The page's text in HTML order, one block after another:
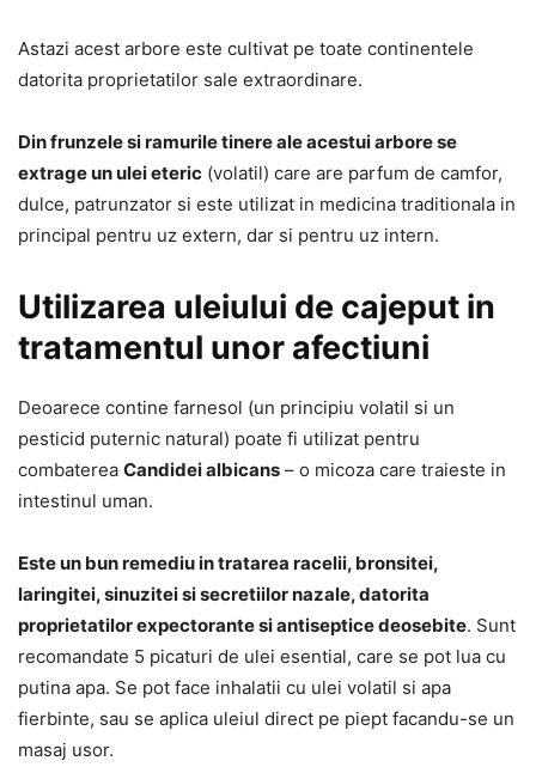
Astazi acest arbore este cultivat pe toate continentele
datorita proprietatilor sale extraordinare.
Din frunzele si ramurile tinere ale acestui arbore se
extrage un ulei eteric (volatil) care are parfum de camfor,
dulce, patrunzator si este utilizat in medicina traditionala in
principal pentru uz extern, dar si pentru uz intern.
Utilizarea uleiului de cajeput in
tratamentul unor afectiuni
Deoarece contine farnesol (un principiu volatil si un
pesticid puternic natural) poate fi utilizat pentru
combaterea Candidei albicans – o micoza care traieste in
intestinul uman.
Este un bun remediu in tratarea racelii, bronsitei,
laringitei, sinuzitei si secretiilor nazale, datorita
proprietatilor expectorante si antiseptice deosebite. Sunt
recomandate 5 picaturi de ulei esential, care se pot lua cu
putina apa. Se pot face inhalatii cu ulei volatil si apa
fierbinte, sau se aplica uleiul direct pe piept facandu-se un
masaj usor.